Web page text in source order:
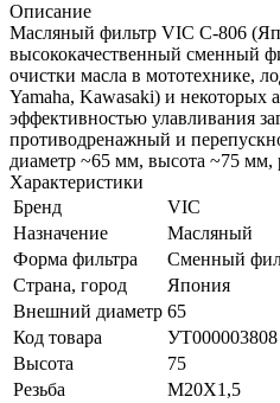
Описание
Масляный фильтр VIC C-806
высококачественный сменный
очистки масла в мототехнике,
Yamaha, Kawasaki) и некоторых
эффективностью улавливания
противодренажный и
диаметр ~65 мм, высота ~75 мм,
Характеристики
Бренд
VIC
Назначение
Масляный
Форма фильтра
Сменный
Страна, город
Япония
Внешний диаметр 65
Код товара
УТ000003808
Высота
75
Резьба
M20X1,5